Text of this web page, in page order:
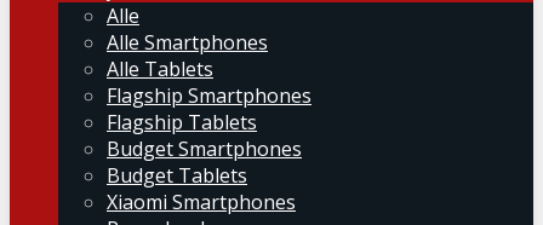
Alle
Alle Smartphones
Alle Tablets
Flagship Smartphones
Flagship Tablets
Budget Smartphones
Budget Tablets
Xiaomi Smartphones